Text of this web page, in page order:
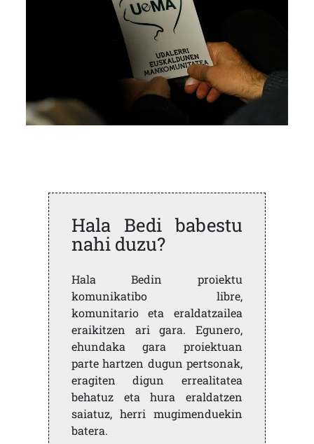
Hala Bedi babestu
nahi duzu?
Hala Bedin proiektu
komunikatibo libre,
komunitario eta eraldatzailea
eraikitzen ari gara. Egunero,
ehundaka gara proiektuan
parte hartzen dugun pertsonak,
eragiten digun errealitatea
behatuz eta hura eraldatzen
saiatuz, herri mugimenduekin
batera.